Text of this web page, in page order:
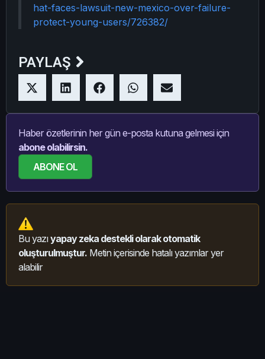
hat-faces-lawsuit-new-mexico-over-failure-
protect-young-users/726382/
PAYLAŞ
Haber özetlerinin her gün e-posta kutuna gelmesi için
abone olabilirsin.
ABONE OL
Bu yazıyapay zeka destekli olarak otomatik
oluşturulmuştur. Metin içerisinde hatalı yazımlar yer
alabilir